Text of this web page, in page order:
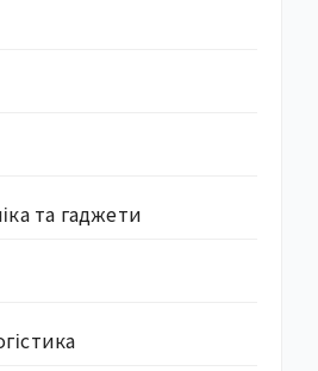
та гаджети